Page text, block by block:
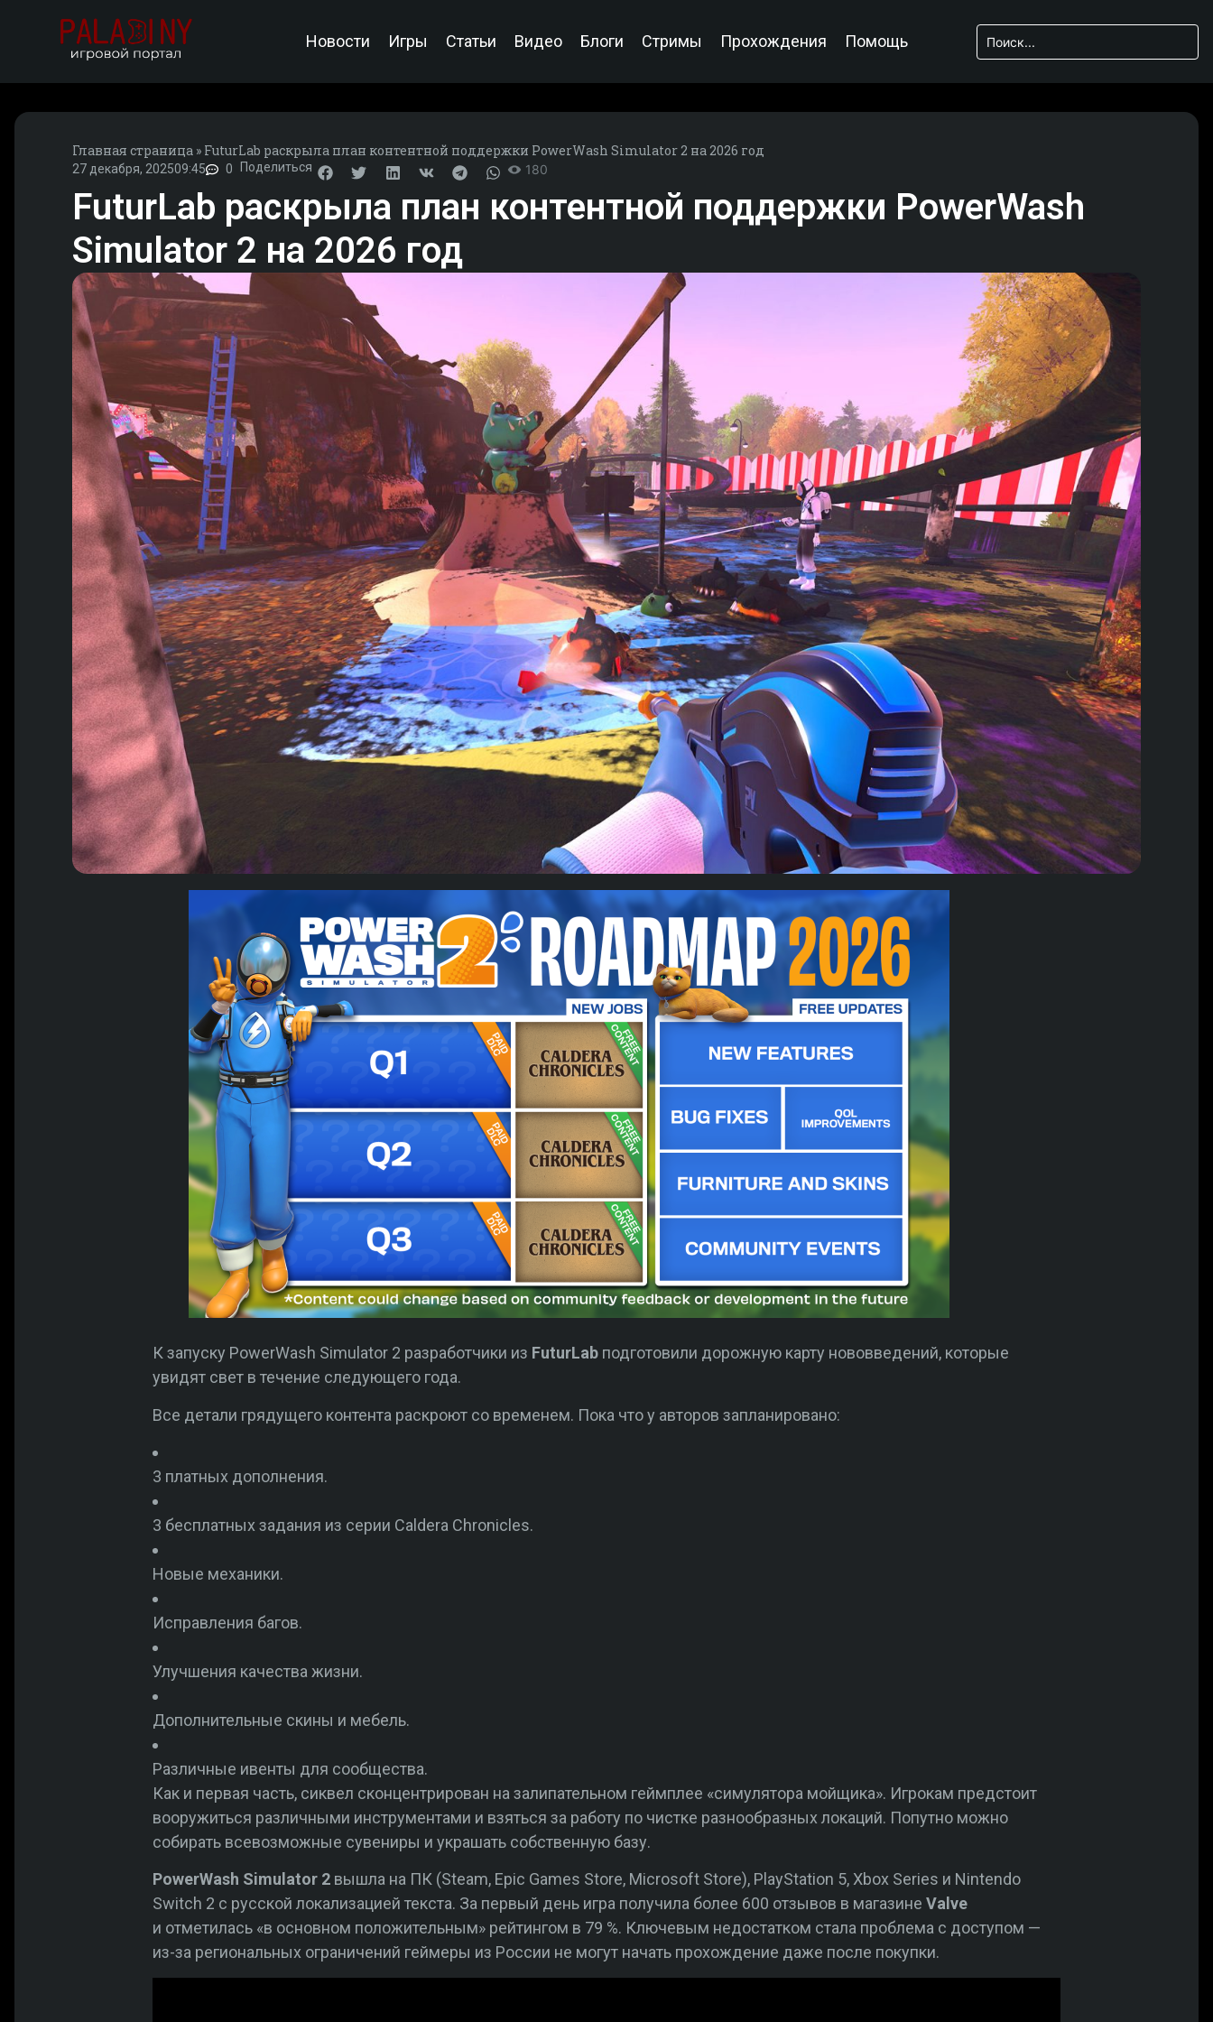
Новости Игры Статьи Видео Блоги Стримы Прохождения Помощь
Главная страница » FuturLab раскрыла план контентной поддержки PowerWash Simulator 2 на 2026 год
27 декабря, 202509:45 0 Поделиться 180
FuturLab раскрыла план контентной поддержки PowerWash
Simulator 2 на 2026 год
К запуску PowerWash Simulator 2 разработчики из FuturLab подготовили дорожную карту нововведений, которые
увидят свет в течение следующего года.
Все детали грядущего контента раскроют со временем. Пока что у авторов запланировано:
3 платных дополнения.
3 бесплатных задания из серии Caldera Chronicles.
Новые механики.
Исправления багов.
Улучшения качества жизни.
Дополнительные скины и мебель.
Различные ивенты для сообщества.
Как и первая часть, сиквел сконцентрирован на залипательном геймплее «симулятора мойщика». Игрокам предстоит
вооружиться различными инструментами и взяться за работу по чистке разнообразных локаций. Попутно можно
собирать всевозможные сувениры и украшать собственную базу.
PowerWash Simulator 2вышла на ПК (Steam, Epic Games Store, Microsoft Store), PlayStation 5, Xbox Series и Nintendo
Switch 2 с русской локализацией текста. За первый день игра получила более 600 отзывов в магазине Valve
и отметилась «в основном положительным» рейтингом в 79 %. Ключевым недостатком стала проблема с доступом —
из-за региональных ограничений геймеры из России не могут начать прохождение даже после покупки.